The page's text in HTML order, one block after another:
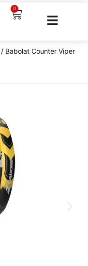
0
/ Babolat Counter Viper